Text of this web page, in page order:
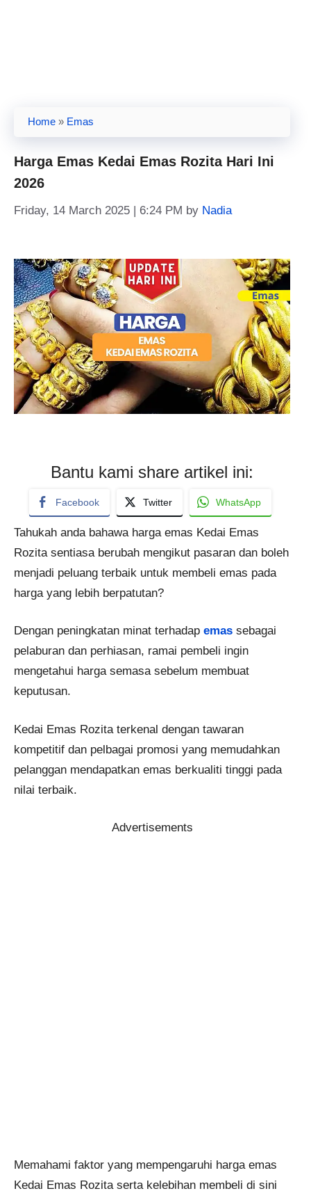
Home » Emas
Harga Emas Kedai Emas Rozita Hari Ini
2026
Friday, 14 March 2025 | 6:24 PM by Nadia
Bantu kami share artikel ini:
Facebook Twitter WhatsApp
Tahukah anda bahawa harga emas Kedai Emas
Rozita sentiasa berubah mengikut pasaran dan boleh
menjadi peluang terbaik untuk membeli emas pada
harga yang lebih berpatutan?
Dengan peningkatan minat terhadap emas sebagai
pelaburan dan perhiasan, ramai pembeli ingin
mengetahui harga semasa sebelum membuat
keputusan.
Kedai Emas Rozita terkenal dengan tawaran
kompetitif dan pelbagai promosi yang memudahkan
pelanggan mendapatkan emas berkualiti tinggi pada
nilai terbaik.
Advertisements
Memahami faktor yang mempengaruhi harga emas
Kedai Emas Rozita serta kelebihan membeli di sini